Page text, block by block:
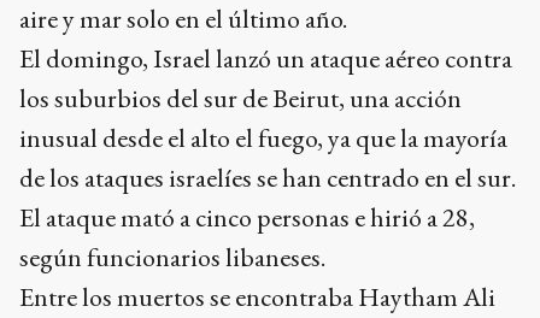
aire y mar solo en el último año.
El domingo, Israel lanzó un ataque aéreo contra
los suburbios del sur de Beirut, una acción
inusual desde el alto el fuego, ya que la mayoría
de los ataques israelíes se han centrado en el sur.
El ataque mató a cinco personas e hirió a 28,
según funcionarios libaneses.
Entre los muertos se encontraba Haytham Ali